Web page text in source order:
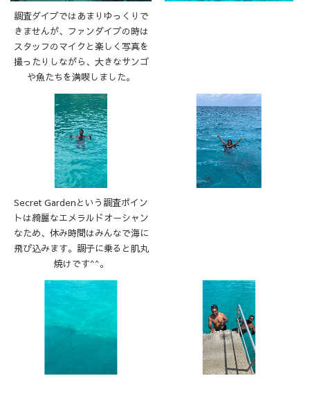
調査ダイブではあまりゆっくりで
きませんが、ファンダイブの時は
スタッフのマイクと楽しく写真を
撮ったりしながら、大きなサンゴ
や魚たちを満喫しました。
Secret Gardenという調査ポイン
トは綺麗なエメラルドオーシャン
なため、休み時間はみんなで海に
飛び込みます。調子に乗ると肌丸
焼けです^^。